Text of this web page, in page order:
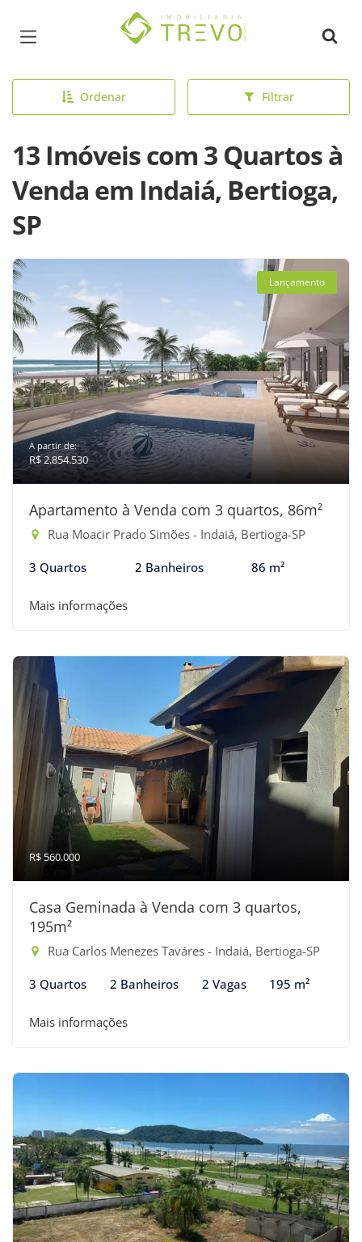
Página inicial
Ordenar Filtrar
13 Imóveis com 3 Quartos à
Venda em Indaiá, Bertioga,
SP
Lançamento
A partir de:
R$ 2.854.530
Apartamento à Venda com 3 quartos, 86m²
Rua Moacir Prado Simões - Indaiá, Bertioga-SP
3 Quartos 2 Banheiros 86 m²
Mais informações
R$ 560.000
Casa Geminada à Venda com 3 quartos,
195m²
Rua Carlos Menezes Taváres - Indaiá, Bertioga-SP
3 Quartos 2 Banheiros 2 Vagas 195 m²
Mais informações